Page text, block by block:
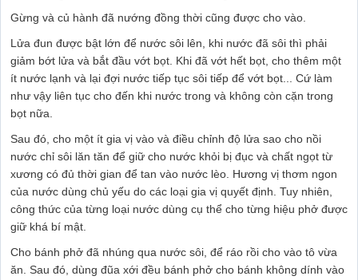
Gừng và củ hành đã nướng đồng thời cũng được cho vào.
Lửa đun được bật lớn để nước sôi lên, khi nước đã sôi thì phải
giảm bớt lửa và bắt đầu vớt bọt. Khi đã vớt hết bọt, cho thêm một
ít nước lạnh và lại đợi nước tiếp tục sôi tiếp để vớt bọt... Cứ làm
như vậy liên tục cho đến khi nước trong và không còn cặn trong
bọt nữa.
Sau đó, cho một ít gia vị vào và điều chỉnh độ lửa sao cho nồi
nước chỉ sôi lăn tăn để giữ cho nước khỏi bị đục và chất ngọt từ
xương có đủ thời gian để tan vào nước lèo. Hương vị thơm ngon
của nước dùng chủ yếu do các loại gia vị quyết định. Tuy nhiên,
công thức của từng loại nước dùng cụ thể cho từng hiệu phở được
giữ khá bí mật.
Cho bánh phở đã nhúng qua nước sôi, để ráo rồi cho vào tô vừa
ăn. Sau đó, dùng đũa xới đều bánh phở cho bánh không dính vào